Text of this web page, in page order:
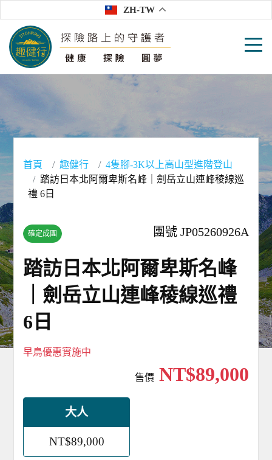
ZH-TW
首頁 趣健行
4隻腳-3K以上高山型進階登山
踏訪日本北阿爾卑斯名峰｜劍岳立山連峰稜線巡
禮 6日
確定成團 團號 JP05260926A
踏訪日本北阿爾卑斯名峰
｜劍岳立山連峰稜線巡禮
6日
早鳥優惠實施中
售價NT$89,000
大人
NT$89,000